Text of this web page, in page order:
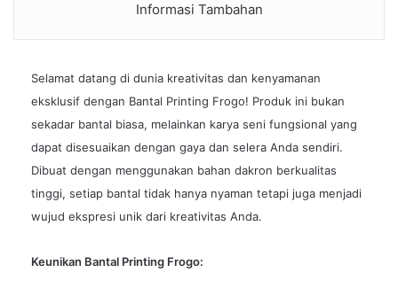
Informasi Tambahan
Selamat datang di dunia kreativitas dan kenyamanan
eksklusif dengan Bantal Printing Frogo! Produk ini bukan
sekadar bantal biasa, melainkan karya seni fungsional yang
dapat disesuaikan dengan gaya dan selera Anda sendiri.
Dibuat dengan menggunakan bahan dakron berkualitas
tinggi, setiap bantal tidak hanya nyaman tetapi juga menjadi
wujud ekspresi unik dari kreativitas Anda.
Keunikan Bantal Printing Frogo: